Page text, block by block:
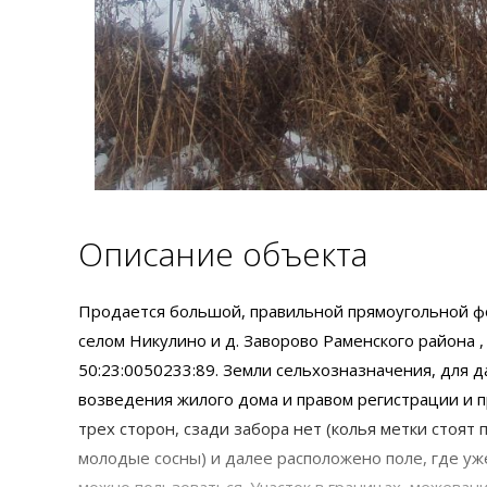
Описание объекта
Продается большой, правильной прямоугольной
селом Никулино и д. Заворово Раменского района
50:23:0050233:89. Земли сельхозназначения, для
возведения жилого дома и правом регистрации и
трех сторон, сзади забора нет (колья метки
молодые сосны) и далее расположено поле, где